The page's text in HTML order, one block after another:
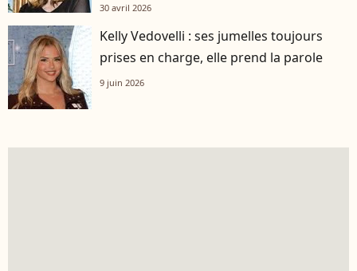
30 avril 2026
Kelly Vedovelli : ses jumelles toujours
prises en charge, elle prend la parole
9 juin 2026